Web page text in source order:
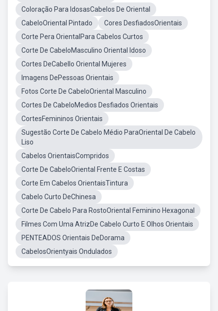
Coloração Para IdosasCabelos De Oriental
CabeloOriental Pintado
Cores DesfiadosOrientais
Corte Pera OrientalPara Cabelos Curtos
Corte De CabeloMasculino Oriental Idoso
Cortes DeCabello Oriental Mujeres
Imagens DePessoas Orientais
Fotos Corte De CabeloOriental Masculino
Cortes De CabeloMedios Desfiados Orientais
CortesFemininos Orientais
Sugestão Corte De Cabelo Médio ParaOriental De Cabelo
Liso
Cabelos OrientaisCompridos
Corte De CabeloOriental Frente E Costas
Corte Em Cabelos OrientaisTintura
Cabelo Curto DeChinesa
Corte De Cabelo Para RostoOriental Feminino Hexagonal
Filmes Com Uma AtrizDe Cabelo Curto E Olhos Orientais
PENTEADOS Orientais DeDorama
CabelosOrientyais Ondulados